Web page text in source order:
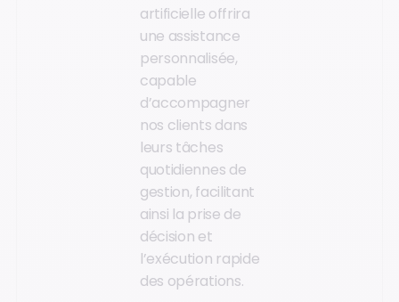
artificielle offrira
une assistance
personnalisée,
capable
d’accompagner
nos clients dans
leurs tâches
quotidiennes de
gestion, facilitant
ainsi la prise de
décision et
l’exécution rapide
des opérations.